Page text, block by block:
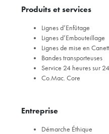
Produits et services
Lignes d’Enfûtage
Lignes d’Embouteillage
Lignes de mise en
Bandes transporteuses
Service 24 heures sur 24
Co.Mac. Core
Entreprise
Démarche Éthique